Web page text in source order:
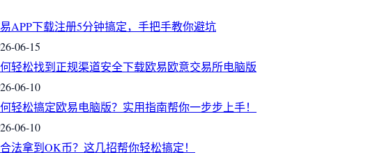
APP下载注册5分钟搞定，手把手教你避坑
06-15
轻松找到正规渠道安全下载欧易欧意交易所电脑版
06-10
轻松搞定欧易电脑版？实用指南帮你一步步上手！
06-10
法拿到OK币？这几招帮你轻松搞定！